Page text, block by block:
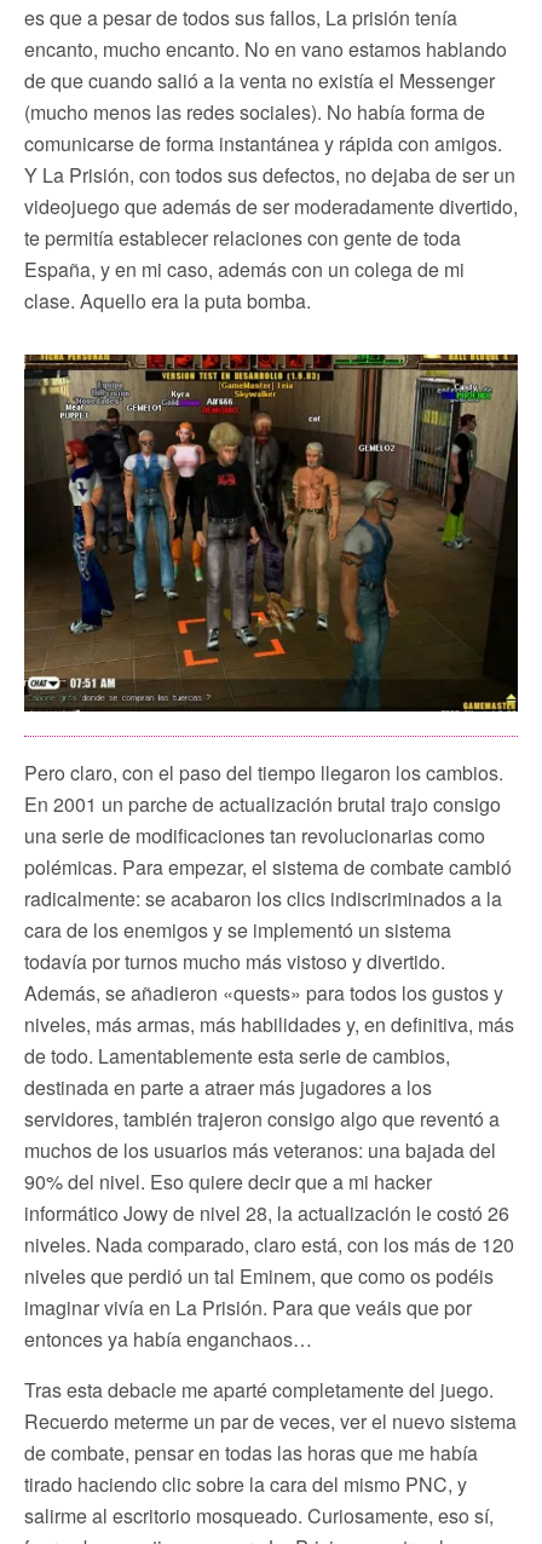
es que a pesar de todos sus fallos, La prisión tenía
encanto, mucho encanto. No en vano estamos hablando
de que cuando salió a la venta no existía el Messenger
(mucho menos las redes sociales). No había forma de
comunicarse de forma instantánea y rápida con amigos.
Y La Prisión, con todos sus defectos, no dejaba de ser un
videojuego que además de ser moderadamente divertido,
te permitía establecer relaciones con gente de toda
España, y en mi caso, además con un colega de mi
clase. Aquello era la puta bomba.
Pero claro, con el paso del tiempo llegaron los cambios.
En 2001 un parche de actualización brutal trajo consigo
una serie de modificaciones tan revolucionarias como
polémicas. Para empezar, el sistema de combate cambió
radicalmente: se acabaron los clics indiscriminados a la
cara de los enemigos y se implementó un sistema
todavía por turnos mucho más vistoso y divertido.
Además, se añadieron «quests» para todos los gustos y
niveles, más armas, más habilidades y, en definitiva, más
de todo. Lamentablemente esta serie de cambios,
destinada en parte a atraer más jugadores a los
servidores, también trajeron consigo algo que reventó a
muchos de los usuarios más veteranos: una bajada del
90% del nivel. Eso quiere decir que a mi hacker
informático Jowy de nivel 28, la actualización le costó 26
niveles. Nada comparado, claro está, con los más de 120
niveles que perdió un tal Eminem, que como os podéis
imaginar vivía en La Prisión. Para que veáis que por
entonces ya había enganchaos…
Tras esta debacle me aparté completamente del juego.
Recuerdo meterme un par de veces, ver el nuevo sistema
de combate, pensar en todas las horas que me había
tirado haciendo clic sobre la cara del mismo PNC, y
salirme al escritorio mosqueado. Curiosamente, eso sí,